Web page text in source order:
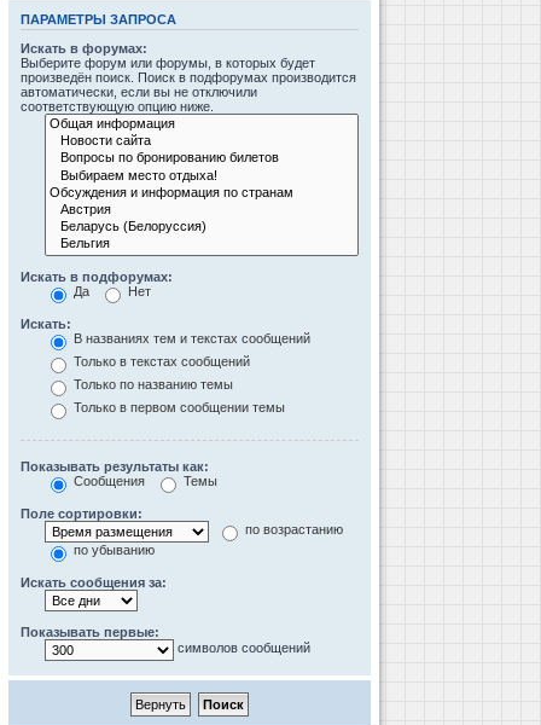
ПАРАМЕТРЫ ЗАПРОСА
Искать в форумах:
Выберите форум или форумы, в которых будет
произведён поиск. Поиск в подфорумах производится
автоматически, если вы не отключили
соответствующую опцию ниже.
Искать в подфорумах:
Да
Нет
Искать:
В названиях тем и текстах сообщений
Только в текстах сообщений
Только по названию темы
Только в первом сообщении темы
Показывать результаты как:
Сообщения
Темы
Поле сортировки:
по возрастанию
по убыванию
Искать сообщения за:
Показывать первые:
символов сообщений